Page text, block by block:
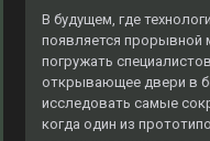
В будущем, где
появляется прорывной
погружать
открывающее двери в
исследовать самые
когда один из